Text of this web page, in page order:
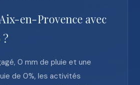
en-Provence avec
0 mm de pluie et une
de 0%, les activités